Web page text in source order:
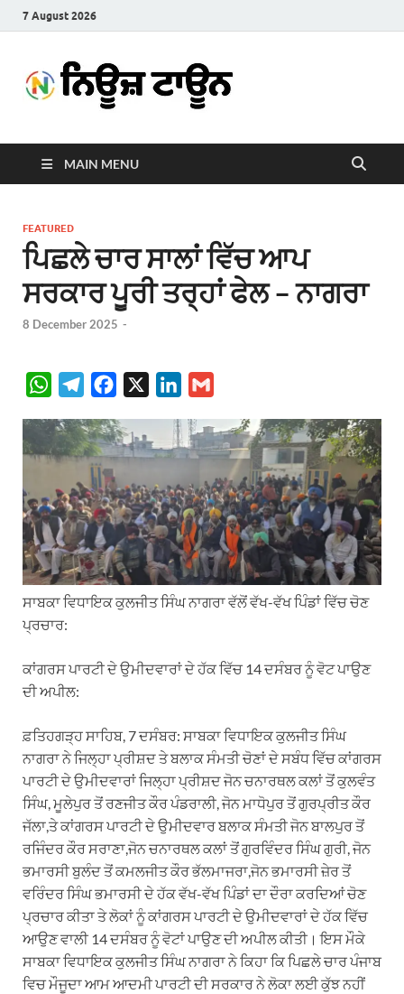
7 August 2026
Town
MAIN MENU
FEATURED
ਪਿਛਲੇ ਚਾਰ ਸਾਲਾਂ ਵਿੱਚ ਆਪ
ਸਰਕਾਰ ਪੂਰੀ ਤਰ੍ਹਾਂ ਫੇਲ – ਨਾਗਰਾ
8 December 2025 -
W
a
t
s
A
p
p
l
e
g
r
a
m
c
e
b
o
o
k
n
e
d
I
n
a
i
l
ਸਾਬਕਾ ਵਿਧਾਇਕ ਕੁਲਜੀਤ ਸਿੰਘ ਨਾਗਰਾ ਵੱਲੋਂ ਵੱਖ-ਵੱਖ ਪਿੰਡਾਂ ਵਿੱਚ ਚੋਣ
ਪ੍ਰਚਾਰ:
ਕਾਂਗਰਸ ਪਾਰਟੀ ਦੇ ਉਮੀਦਵਾਰਾਂ ਦੇ ਹੱਕ ਵਿੱਚ 14 ਦਸੰਬਰ ਨੂੰ ਵੋਟ ਪਾਉਣ
ਦੀ ਅਪੀਲ:
ਫ਼ਤਿਹਗੜ੍ਹ ਸਾਹਿਬ, 7 ਦਸੰਬਰ: ਸਾਬਕਾ ਵਿਧਾਇਕ ਕੁਲਜੀਤ ਸਿੰਘ
ਨਾਗਰਾ ਨੇ ਜਿਲ੍ਹਾ ਪ੍ਰੀਸ਼ਦ ਤੇ ਬਲਾਕ ਸੰਮਤੀ ਚੋਣਾਂ ਦੇ ਸਬੰਧ ਵਿੱਚ ਕਾਂਗਰਸ
ਪਾਰਟੀ ਦੇ ਉਮੀਦਵਾਰਾਂ ਜਿਲ੍ਹਾ ਪ੍ਰੀਸ਼ਦ ਜੋਨ ਚਨਾਰਥਲ ਕਲਾਂ ਤੋਂ ਕੁਲਵੰਤ
ਸਿੰਘ, ਮੂਲੇਪੁਰ ਤੋਂ ਰਣਜੀਤ ਕੌਰ ਪੰਡਰਾਲੀ, ਜੋਨ ਮਾਧੋਪੁਰ ਤੋਂ ਗੁਰਪ੍ਰੀਤ ਕੌਰ
ਜੱਲਾ,ਤੇ ਕਾਂਗਰਸ ਪਾਰਟੀ ਦੇ ਉਮੀਦਵਾਰ ਬਲਾਕ ਸੰਮਤੀ ਜੋਨ ਬਾਲਪੁਰ ਤੋਂ
ਰਜਿੰਦਰ ਕੌਰ ਸਰਾਣਾ,ਜੋਨ ਚਨਾਰਥਲ ਕਲਾਂ ਤੋਂ ਗੁਰਵਿੰਦਰ ਸਿੰਘ ਗੁਰੀ, ਜੋਨ
ਭਮਾਰਸੀ ਬੁਲੰਦ ਤੋਂ ਕਮਲਜੀਤ ਕੌਰ ਭੱਲਮਾਜਰਾ,ਜੋਨ ਭਮਾਰਸੀ ਜ਼ੇਰ ਤੋਂ
ਵਰਿੰਦਰ ਸਿੰਘ ਭਮਾਰਸੀ ਦੇ ਹੱਕ ਵੱਖ-ਵੱਖ ਪਿੰਡਾਂ ਦਾ ਦੌਰਾ ਕਰਦਿਆਂ ਚੋਣ
ਪ੍ਰਚਾਰ ਕੀਤਾ ਤੇ ਲੋਕਾਂ ਨੂੰ ਕਾਂਗਰਸ ਪਾਰਟੀ ਦੇ ਉਮੀਦਵਾਰਾਂ ਦੇ ਹੱਕ ਵਿੱਚ
ਆਉਣ ਵਾਲੀ 14 ਦਸੰਬਰ ਨੂੰ ਵੋਟਾਂ ਪਾਉਣ ਦੀ ਅਪੀਲ ਕੀਤੀ। ਇਸ ਮੌਕੇ
ਸਾਬਕਾ ਵਿਧਾਇਕ ਕੁਲਜੀਤ ਸਿੰਘ ਨਾਗਰਾ ਨੇ ਕਿਹਾ ਕਿ ਪਿਛਲੇ ਚਾਰ ਪੰਜਾਬ
ਵਿਚ ਮੌਜੂਦਾ ਆਮ ਆਦਮੀ ਪਾਰਟੀ ਦੀ ਸਰਕਾਰ ਨੇ ਲੋਕਾ ਲਈ ਕੁੱਝ ਨਹੀਂ